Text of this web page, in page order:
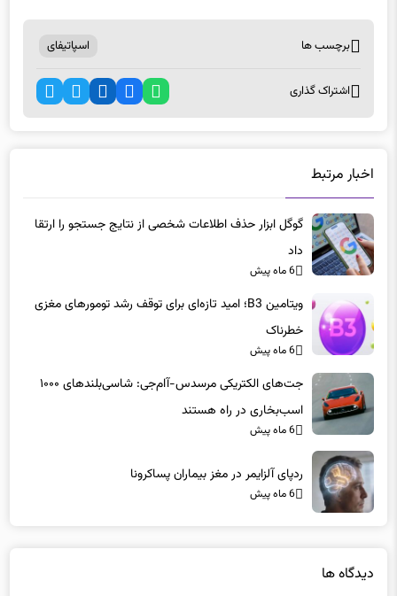
برچسب ها اسپاتیفای
اشتراک گذاری
اخبار مرتبط
گوگل ابزار حذف اطلاعات شخصی از نتایج جستجو را ارتقا
داد
6 ماه پیش
ویتامین B3؛ امید تازه‌ای برای توقف رشد تومورهای مغزی
خطرناک
6 ماه پیش
جت‌های الکتریکی مرسدس-آام‌جی: شاسی‌بلندهای ۱۰۰۰
اسب‌بخاری در راه هستند
6 ماه پیش
ردپای آلزایمر در مغز بیماران پساکرونا
6 ماه پیش
دیدگاه ها